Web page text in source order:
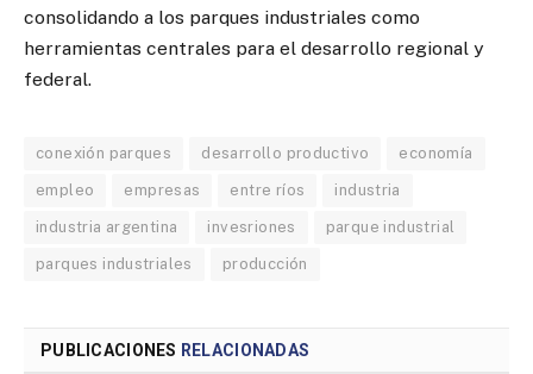
consolidando a los parques industriales como
herramientas centrales para el desarrollo regional y
federal.
conexión parques desarrollo productivo economía
empleo empresas entre ríos industria
industria argentina invesriones parque industrial
parques industriales producción
PUBLICACIONES RELACIONADAS